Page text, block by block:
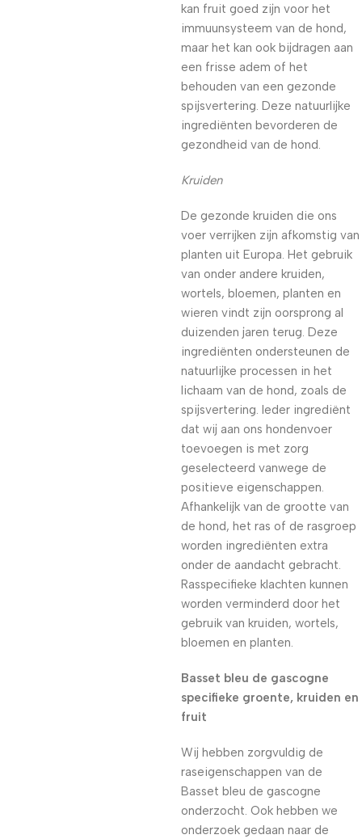
kan fruit goed zijn voor het
immuunsysteem van de hond,
maar het kan ook bijdragen aan
een frisse adem of het
behouden van een gezonde
spijsvertering. Deze natuurlijke
ingrediënten bevorderen de
gezondheid van de hond.
Kruiden
De gezonde kruiden die ons
voer verrijken zijn afkomstig van
planten uit Europa. Het gebruik
van onder andere kruiden,
wortels, bloemen, planten en
wieren vindt zijn oorsprong al
duizenden jaren terug. Deze
ingrediënten ondersteunen de
natuurlijke processen in het
lichaam van de hond, zoals de
spijsvertering. Ieder ingrediënt
dat wij aan ons hondenvoer
toevoegen is met zorg
geselecteerd vanwege de
positieve eigenschappen.
Afhankelijk van de grootte van
de hond, het ras of de rasgroep
worden ingrediënten extra
onder de aandacht gebracht.
Rasspecifieke klachten kunnen
worden verminderd door het
gebruik van kruiden, wortels,
bloemen en planten.
Basset bleu de gascogne
specifieke groente, kruiden en
fruit
Wij hebben zorgvuldig de
raseigenschappen van de
Basset bleu de gascogne
onderzocht. Ook hebben we
onderzoek gedaan naar de